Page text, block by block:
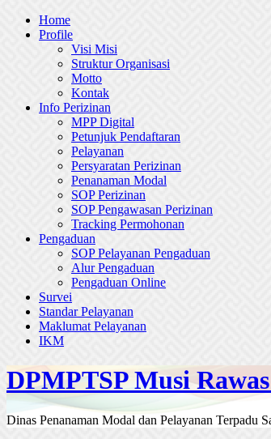
Skip
Home
Profile
Visi Misi
Struktur Organisasi
Motto
Kontak
Info Perizinan
MPP Digital
Petunjuk Pendaftaran
Pelayanan
Persyaratan Perizinan
Penanaman Modal
SOP Perizinan
SOP Pengawasan Perizinan
Tracking Permohonan
Pengaduan
SOP Pelayanan Pengaduan
Alur Pengaduan
Pengaduan Online
Survei
Standar Pelayanan
Maklumat Pelayanan
IKM
DPMPTSP Musi
Dinas Penanaman Modal dan Pelayanan Terpadu